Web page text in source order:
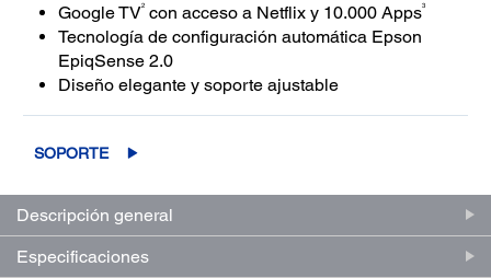
Google TV2 con acceso a Netflix y 10.000 Apps3
Tecnología de configuración automática Epson
EpiqSense 2.0
Diseño elegante y soporte ajustable
SOPORTE
Descripción general
Especificaciones